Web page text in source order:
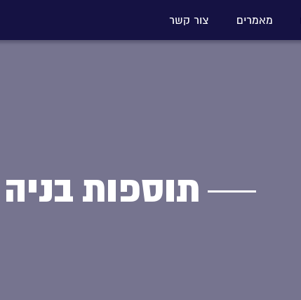
מאמרים צור קשר
תוספות בניה